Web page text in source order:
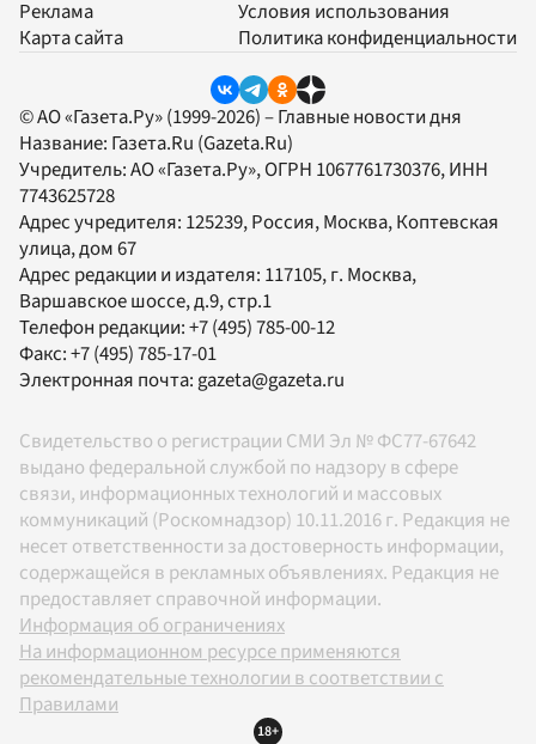
Реклама
Карта сайта
Условия использования
Политика конфиденциальности
© АО «Газета.Ру» (1999-2026) – Главные новости дня
Название: Газета.Ru (Gazeta.Ru)
Учредитель:АО «Газета.Ру», ОГРН 1067761730376, ИНН
7743625728
Адрес учредителя: 125239, Россия, Москва, Коптевская
улица, дом 67
Адрес редакции и издателя: 117105, г. Москва,
Варшавское шоссе, д.9, стр.1
Телефон редакции:+7 (495) 785-00-12
Факс:+7 (495) 785-17-01
Электронная почта:gazeta@gazeta.ru
Свидетельство о регистрации СМИ Эл № ФС77-67642
выдано федеральной службой по надзору в сфере
связи, информационных технологий и массовых
коммуникаций (Роскомнадзор) 10.11.2016 г. Редакция не
несет ответственности за достоверность информации,
содержащейся в рекламных объявлениях. Редакция не
предоставляет справочной информации.
Информация об ограничениях
На информационном ресурсе применяются
рекомендательные технологии в соответствии с
Правилами
18+